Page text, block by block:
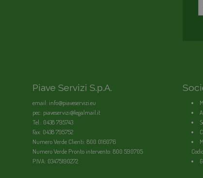
Piave Servizi S.p.A.
email: info@piaveservizi.eu
pec: piaveservizi@legalmail.it
Tel.: 0438 795743
Fax: 0438 795752
Numero Verde Clienti: 800 016076
Numero Verde Pronto intervento: 800 590705
P.IVA: 03475190272